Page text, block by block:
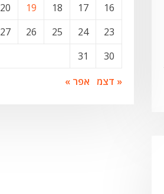
16
17
18
19
20
23
24
25
26
27
30
31
« דצמ אפר »